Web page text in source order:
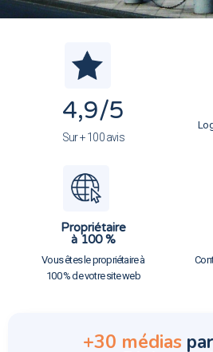
4,9/5
Sur + 100 avis
Propriétaire
à 100 %
Vous êtes le propriétaire à
100 % de votre site web
+30 médias